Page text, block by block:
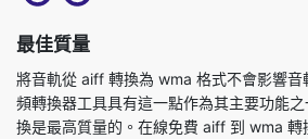
頻轉換器工具具有這一點作為其主要功能之
文件.使用免費的 aiff 到 wma 轉換器功能
原始文件，你將得到轉換的 y 格式文件。